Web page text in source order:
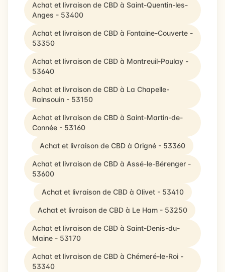
Achat et livraison de CBD à Saint-Quentin-les-
Anges - 53400
Achat et livraison de CBD à Fontaine-Couverte -
53350
Achat et livraison de CBD à Montreuil-Poulay -
53640
Achat et livraison de CBD à La Chapelle-
Rainsouin - 53150
Achat et livraison de CBD à Saint-Martin-de-
Connée - 53160
Achat et livraison de CBD à Origné - 53360
Achat et livraison de CBD à Assé-le-Bérenger -
53600
Achat et livraison de CBD à Olivet - 53410
Achat et livraison de CBD à Le Ham - 53250
Achat et livraison de CBD à Saint-Denis-du-
Maine - 53170
Achat et livraison de CBD à Chémeré-le-Roi -
53340